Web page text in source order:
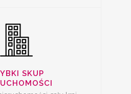
SKUP
LOKALI DO